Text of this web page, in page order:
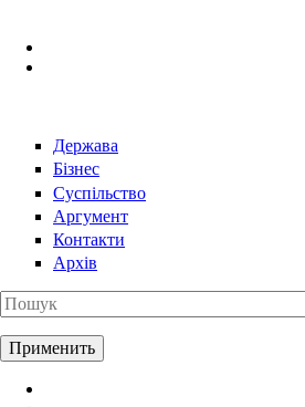
Держава
Бізнес
Суспільство
Аргумент
Контакти
Архів